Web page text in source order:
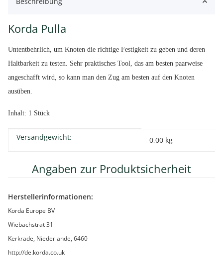
Korda Pulla
Untentbehrlich, um Knoten die richtige Festigkeit zu geben und deren
Haltbarkeit zu testen. Sehr praktisches Tool, das am besten paarweise
angeschafft wird, so kann man den Zug am besten auf den Knoten
ausüben.
Inhalt: 1 Stück
Produkteigenschaft
Wert
Versandgewicht: 0,00 kg
Angaben zur Produktsicherheit
Herstellerinformationen:
Korda Europe BV
Wiebachstrat 31
Kerkrade, Niederlande, 6460
http://de.korda.co.uk